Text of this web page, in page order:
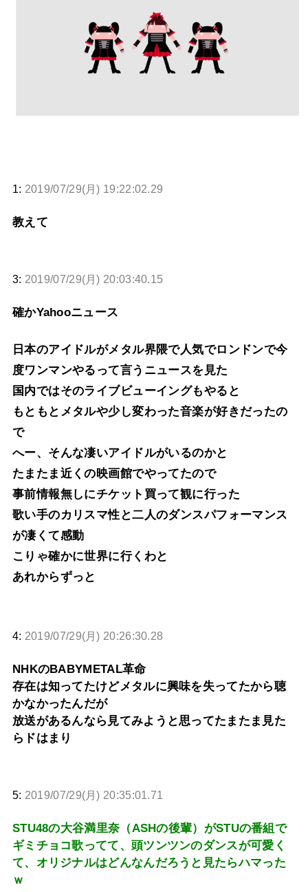
タワーレコード新宿店にてBABYMETALのパネル展が開催中
Powered by livedoor 相互RSS
1: 2019/07/29(月) 19:22:02.29
教えて
3: 2019/07/29(月) 20:03:40.15
確かYahooニュース
日本のアイドルがメタル界隈で人気でロンドンで今
度ワンマンやるって言うニュースを見た
国内ではそのライブビューイングもやると
もともとメタルや少し変わった音楽が好きだったの
で
へー、そんな凄いアイドルがいるのかと
たまたま近くの映画館でやってたので
事前情報無しにチケット買って観に行った
歌い手のカリスマ性と二人のダンスパフォーマンス
が凄くて感動
こりゃ確かに世界に行くわと
あれからずっと
4: 2019/07/29(月) 20:26:30.28
NHKのBABYMETAL革命
存在は知ってたけどメタルに興味を失ってたから聴
かなかったんだが
放送があるんなら見てみようと思ってたまたま見た
らドはまり
5: 2019/07/29(月) 20:35:01.71
STU48の大谷満里奈（ASHの後輩）がSTUの番組で
ギミチョコ歌ってて、頭ツンツンのダンスが可愛く
て、オリジナルはどんなんだろうと見たらハマった
ｗ